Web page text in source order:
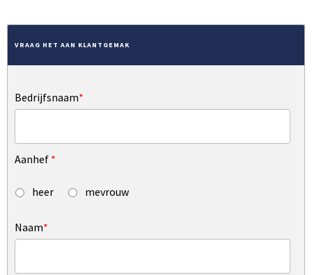
VRAAG HET AAN KLANTGEMAK
Bedrijfsnaam*
Aanhef *
heer mevrouw
Naam*